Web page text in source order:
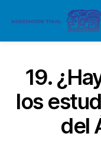
19.
los
del